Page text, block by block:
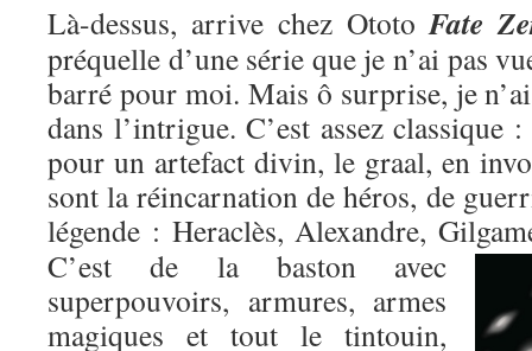
Là-dessus, arrive chez OtotoFate
préquelle d’une série que je n’ai pas
barré pour moi. Mais ô surprise, je
dans l’intrigue. C’est assez classique
pour un artefact divin, le graal, en
sont la réincarnation de héros, de
légende : Heraclès, Alexandre,
C’est de la baston avec
superpouvoirs, armures, armes
magiques et tout le tintouin,